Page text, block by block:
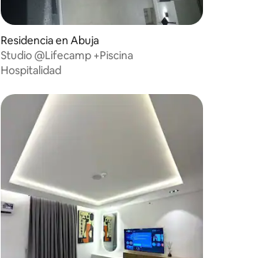
Residencia en Abuja
Studio @Lifecamp +Piscina
Hospitalidad